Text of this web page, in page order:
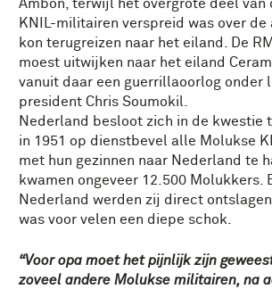
Ambon, terwijl het overgrote deel van
KNIL-militairen verspreid was over
kon terugreizen naar het eiland. De
moest uitwijken naar het eiland
vanuit daar een guerrillaoorlog onder
president Chris Soumokil.
Nederland besloot zich in de kwestie
in 1951 op dienstbevel alle Molukse
met hun gezinnen naar Nederland te
kwamen ongeveer 12.500 Molukkers.
Nederland werden zij direct
was voor velen een diepe schok.
“Voor opa moet het pijnlijk zijn
zoveel andere Molukse militairen, na